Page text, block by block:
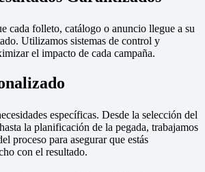
cada folleto, catálogo o anuncio llegue a su
Utilizamos sistemas de control y
el impacto de cada campaña.
específicas. Desde la selección del
la planificación de la pegada, trabajamos
proceso para asegurar que estás
con el resultado.